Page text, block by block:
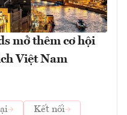
mở thêm cơ hội
Việt Nam
Kết nối